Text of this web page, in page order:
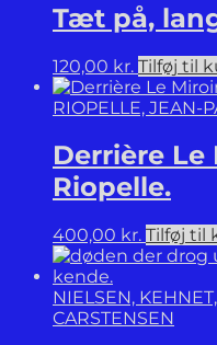
1950s
Century.
Sentieri
interrotti.
Crisi
rapprensentazione
Tæt på,
120,00 kr. Tilføj til
RIOPELLE, JEAN-
Derrière Le
Riopelle.
400,00 kr. Tilføj til
NIELSEN,
CARSTENSEN